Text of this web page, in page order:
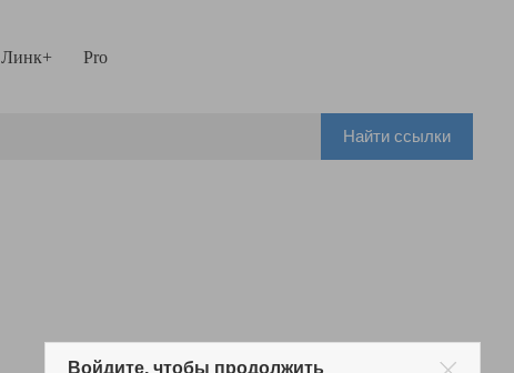
Линк+ Pro
Найти ссылки
Войдите, чтобы продолжить